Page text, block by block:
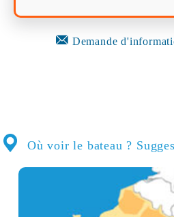
Demande
Où voir le bateau ?